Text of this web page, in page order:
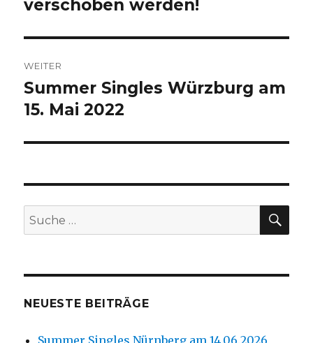
verschoben werden!
WEITER
Nächster
Beitrag:
Summer Singles Würzburg am
15. Mai 2022
Suche
nach:
NEUESTE BEITRÄGE